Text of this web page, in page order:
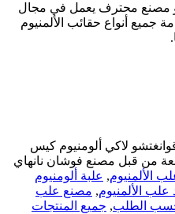
مصنع محترف يعمل في مجال
جميع أنواع حقائب الألمنيوم
لاكي ألومنيوم كيس
من قبل مصنع فوشان نانهاي
الألمنيوم, علبة ألومنيوم
علب الألمنيوم, مصنع علب
الطلب, جميع المنتجات